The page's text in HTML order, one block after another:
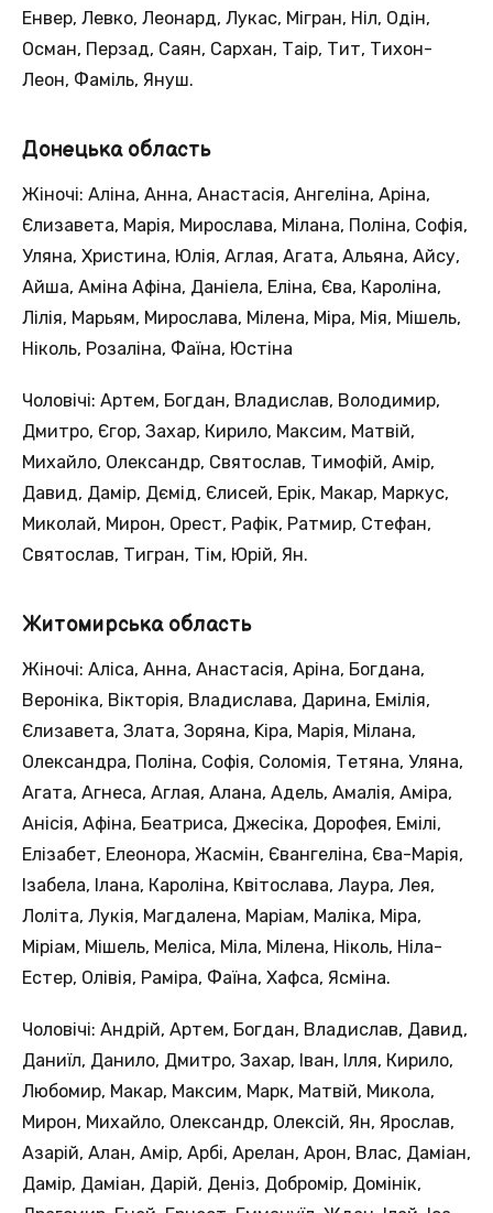
Енвер, Левко, Леонард, Лукас, Мігран, Ніл, Одін,
Осман, Перзад, Саян, Сархан, Таір, Тит, Тихон-
Леон, Фаміль, Януш.
Донецька область
Жіночі: Аліна, Анна, Анастасія, Ангеліна, Аріна,
Єлизавета, Марія, Мирослава, Мілана, Поліна, Софія,
Уляна, Христина, Юлія, Аглая, Агата, Альяна, Айсу,
Айша, Aмінa Афiна, Даніела, Еліна, Єва, Кароліна,
Лілія, Марьям, Мирослава, Мiлена, Міра, Мія, Мішель,
Ніколь, Розаліна, Фаїна, Юстіна
Чоловічі: Артем, Богдан, Владислав, Володимир,
Дмитро, Єгор, Захар, Кирило, Максим, Матвій,
Михайло, Олександр, Святослав, Тимофiй, Амір,
Давид, Дамір, Дємід, Єлисей, Ерік, Макар, Маркус,
Миколай, Мирон, Орест, Рафік, Ратмир, Стефан,
Святослав, Тигран, Тім, Юрій, Ян.
Житомирська область
Жіночі: Аліса, Анна, Анастасія, Аріна, Богдана,
Вероніка, Вікторія, Владислава, Дарина, Емілія,
Єлизавета, Злата, Зоряна, Kipa, Марія, Мілана,
Олександра, Поліна, Софія, Соломія, Тетяна, Уляна,
Агата, Агнеса, Аглая, Алана, Адель, Амалія, Аміра,
Анісія, Афіна, Беатриса, Джесіка, Дорофея, Емілі,
Елізабет, Елеонора, Жасмін, Євангеліна, Єва-Марія,
Ізабела, Ілана, Кароліна, Квітослава, Лаура, Лея,
Лоліта, Лукія, Магдалена, Маріам, Маліка, Міра,
Міріам, Мішель, Меліса, Міла, Мілена, Ніколь, Ніла-
Естер, Олівія, Раміра, Фаїна, Хафса, Ясміна.
Чоловічі: Андрій, Артем, Богдан, Владислав, Давид,
Даниїл, Данило, Дмитро, Захар, Іван, Ілля, Кирило,
Любомир, Макар, Максим, Марк, Матвій, Микола,
Мирон, Михайло, Олександр, Олексій, Ян, Ярослав,
Азарій, Алан, Амір, Арбі, Арелан, Арон, Влас, Даміан,
Дамір, Даміан, Дарій, Деніз, Добромір, Домінік,